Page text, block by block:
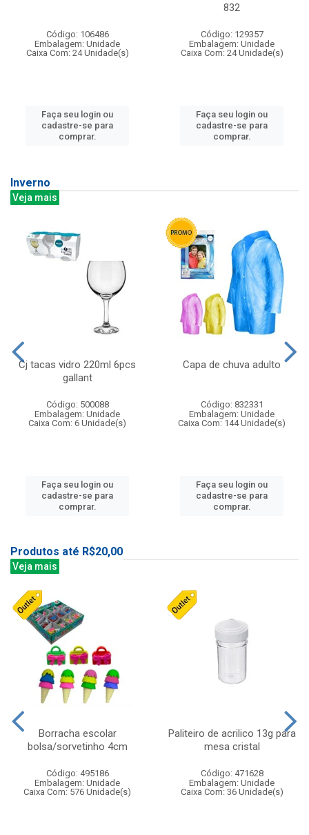
Código: 106486
Embalagem: Unidade
Caixa Com: 24 Unidade(s)
Faça seu login ou
cadastre-se para
comprar.
832
Código: 129357
Embalagem: Unidade
Caixa Com: 24 Unidade(s)
Faça seu login ou
cadastre-se para
comprar.
Inverno
Veja mais
Cj tacas vidro 220ml 6pcs
gallant
Código: 500088
Embalagem: Unidade
Caixa Com: 6 Unidade(s)
Faça seu login ou
cadastre-se para
comprar.
Capa de chuva adulto
Código: 832331
Embalagem: Unidade
Caixa Com: 144 Unidade(s)
Faça seu login ou
cadastre-se para
comprar.
Produtos até R$20,00
Veja mais
Borracha escolar
bolsa/sorvetinho 4cm
Código: 495186
Embalagem: Unidade
Caixa Com: 576 Unidade(s)
Paliteiro de acrilico 13g para
mesa cristal
Código: 471628
Embalagem: Unidade
Caixa Com: 36 Unidade(s)